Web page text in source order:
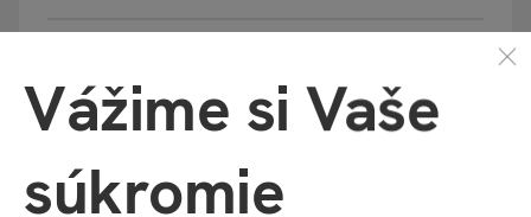
Výška balenia 125 mm
Váha balenia
Vážime si Vaše
súkromie